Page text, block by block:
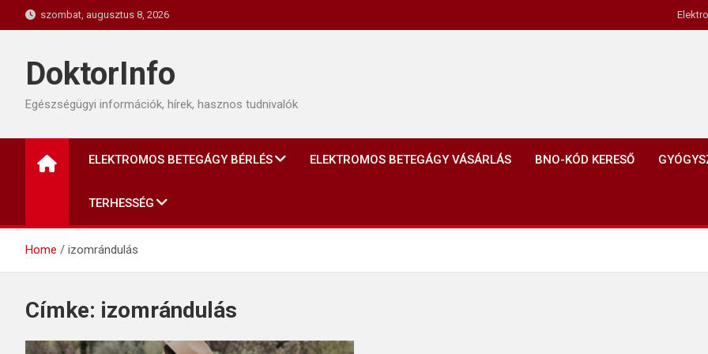
to
szombat, augusztus 8, 2026
DoktorInfo
Egészségügyi információk, hírek, hasznos tudnivalók
ELEKTROMOS BETEGÁGY BÉRLÉS ELEKTROMOS BETEGÁGY VÁSÁRLÁS BNO-KÓD KERESŐ
TERHESSÉG
Home izomrándulás
Címke: izomrándulás